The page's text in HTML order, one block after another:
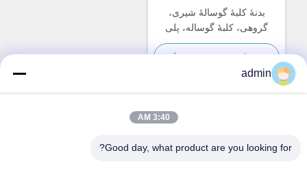
بدنهٔ کلبهٔ گوسالهٔ شیری،
گروهی، کلبهٔ گوساله، پلی
اتیلن، مواد PE، ضخامت 5
میلی‌متر
بهترین قیمت رو بدست بیار
admin
3:40 AM
Good day, what product are you looking for?